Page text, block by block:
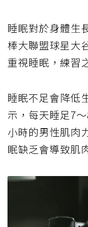
睡眠對於身體生
棒大聯盟球星大
重視睡眠，練習
睡眠不足會降低
示，每天睡足7
小時的男性肌肉
眠缺乏會導致肌